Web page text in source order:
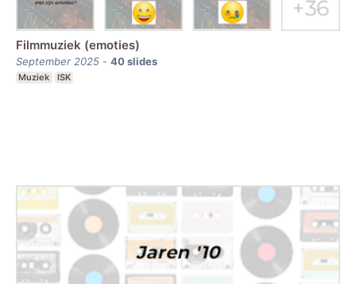
Filmmuziek (emoties)
September 2025 - 40slides
Muziek ISK